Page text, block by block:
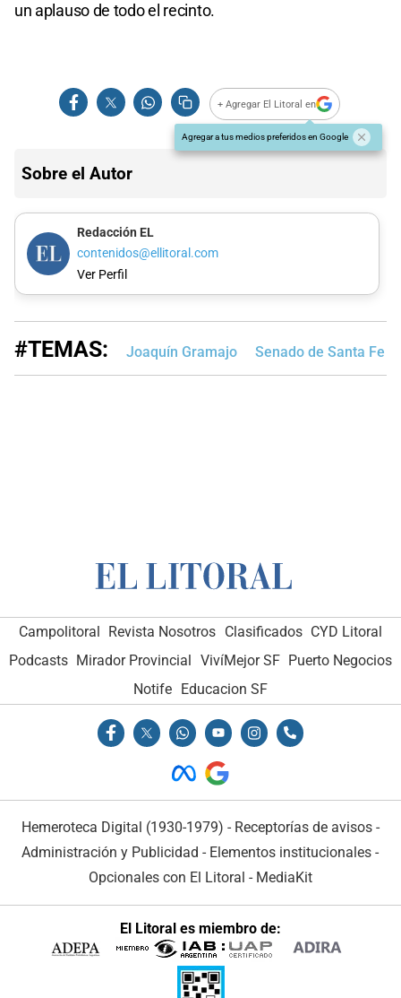
un aplauso de todo el recinto.
+ Agregar El Litoral en
Agregar a tus medios preferidos en Google
Sobre el Autor
Redacción EL
contenidos@ellitoral.com
Ver Perfil
#TEMAS: Joaquín Gramajo Senado de Santa Fe
Campolitoral Revista Nosotros Clasificados CYD Litoral
Podcasts Mirador Provincial VivíMejor SF Puerto Negocios
Notife
Educacion SF
Hemeroteca Digital (1930-1979) - Receptorías de avisos -
Administración y Publicidad - Elementos institucionales -
Opcionales con El Litoral - MediaKit
El Litoral es miembro de: